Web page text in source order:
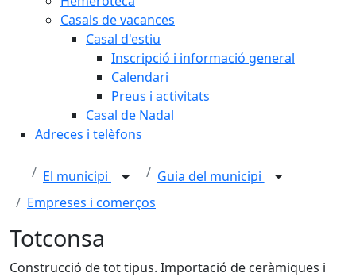
Casals de vacances
Casal d'estiu
Inscripció i informació general
Calendari
Preus i activitats
Casal de Nadal
Adreces i telèfons
El municipi
Guia del municipi
Empreses i comerços
Totconsa
Construcció de tot tipus. Importació de ceràmiques i